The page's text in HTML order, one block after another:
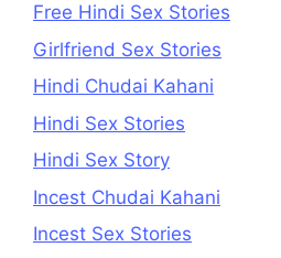
Free Hindi Sex Stories
Girlfriend Sex Stories
Hindi Chudai Kahani
Hindi Sex Stories
Hindi Sex Story
Incest Chudai Kahani
Incest Sex Stories